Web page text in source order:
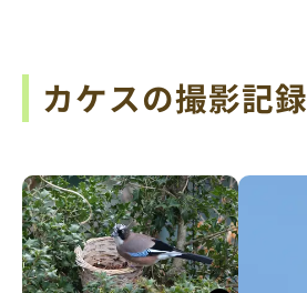
カケスの撮影記録